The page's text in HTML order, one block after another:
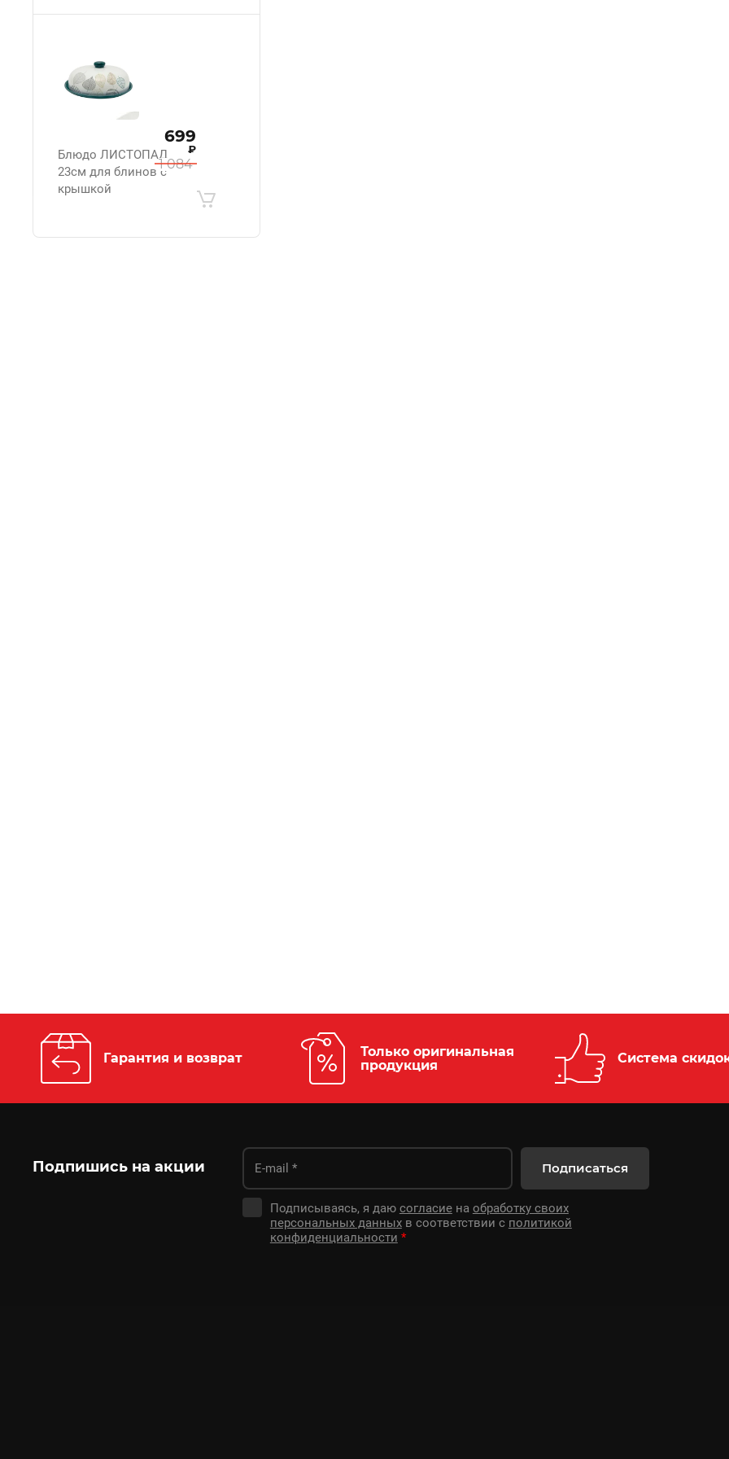
Блюдо ЛИСТОПАД
23см для блинов с
крышкой
1 084
699
₽
Гарантия и возврат
Только оригинальная
продукция
Система
Подпишись на акции
Подписываясь, я даю согласиена обработку своих
персональных данныхв соответствии с политикой
конфиденциальности *
Подписаться